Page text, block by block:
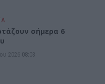
σήμερα 6
2026 08:03